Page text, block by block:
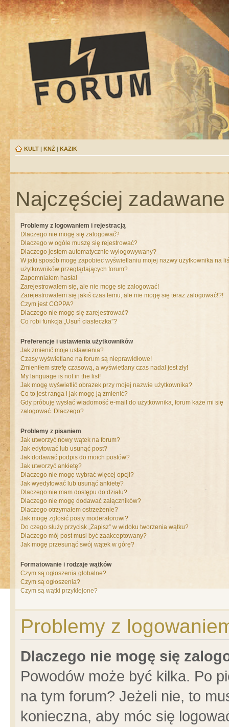
KULT | KNŻ | KAZIK
Najczęściej
Problemy z logowaniem i rejestracją
Dlaczego nie mogę się zalogować?
Dlaczego w ogóle muszę się rejestrować?
Dlaczego jestem automatycznie wylogowywany?
W jaki sposób mogę zapobiec wyświetlaniu mojej nazwy użytkownika na
użytkowników przeglądających forum?
Zapomniałem hasła!
Zarejestrowałem się, ale nie mogę się zalogować!
Zarejestrowałem się jakiś czas temu, ale nie mogę się teraz zalogować!?!
Czym jest COPPA?
Dlaczego nie mogę się zarejestrować?
Co robi funkcja „Usuń ciasteczka”?
Preferencje i ustawienia użytkowników
Jak zmienić moje ustawienia?
Czasy wyświetlane na forum są nieprawidłowe!
Zmieniłem strefę czasową, a wyświetlany czas nadal jest zły!
My language is not in the list!
Jak mogę wyświetlić obrazek przy mojej nazwie użytkownika?
Co to jest ranga i jak mogę ją zmienić?
Gdy próbuję wysłać wiadomość e-mail do użytkownika, forum każe mi się
zalogować. Dlaczego?
Problemy z pisaniem
Jak utworzyć nowy wątek na forum?
Jak edytować lub usunąć post?
Jak dodawać podpis do moich postów?
Jak utworzyć ankietę?
Dlaczego nie mogę wybrać więcej opcji?
Jak wyedytować lub usunąć ankietę?
Dlaczego nie mam dostępu do działu?
Dlaczego nie mogę dodawać załączników?
Dlaczego otrzymałem ostrzeżenie?
Jak mogę zgłosić posty moderatorowi?
Do czego służy przycisk „Zapisz” w widoku tworzenia wątku?
Dlaczego mój post musi być zaakceptowany?
Jak mogę przesunąć swój wątek w górę?
Formatowanie i rodzaje wątków
Czym są ogłoszenia globalne?
Czym są ogłoszenia?
Czym są wątki przyklejone?
Problemy z
Dlaczego nie mogę się
Powodów może być kilka. Po
na tym forum? Jeżeli nie, to
konieczna, aby móc się